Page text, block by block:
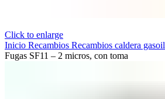
Click to enlarge
Inicio Recambios Recambios caldera gasoil
Fugas SF11 – 2 micros, con toma